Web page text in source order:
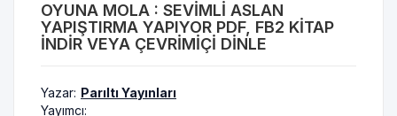
OYUNA MOLA : SEVIMLI ASLAN
YAPIŞTIRMA YAPIYOR PDF, FB2 KITAP
INDIR VEYA ÇEVRIMIÇI DINLE
Yazar: Parıltı Yayınları
Yayımcı: